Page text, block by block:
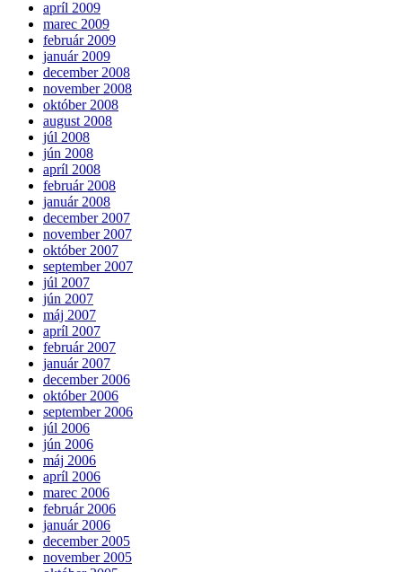
apríl 2009
marec 2009
február 2009
január 2009
december 2008
november 2008
október 2008
august 2008
júl 2008
jún 2008
apríl 2008
február 2008
január 2008
december 2007
november 2007
október 2007
september 2007
júl 2007
jún 2007
máj 2007
apríl 2007
február 2007
január 2007
december 2006
október 2006
september 2006
júl 2006
jún 2006
máj 2006
apríl 2006
marec 2006
február 2006
január 2006
december 2005
november 2005